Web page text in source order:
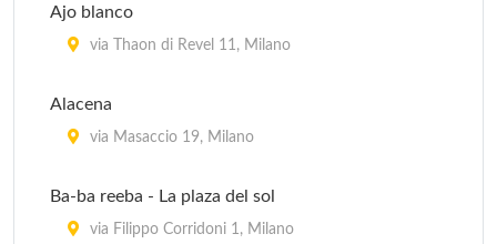
Ajo blanco
via Thaon di Revel 11, Milano
Alacena
via Masaccio 19, Milano
Ba-ba reeba - La plaza del sol
via Filippo Corridoni 1, Milano